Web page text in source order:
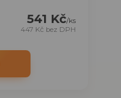
541 Kč/ks
447 Kč bez DPH